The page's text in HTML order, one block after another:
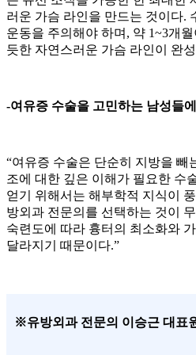
러운 가슴 라인을 만드는 것이다.
운동을 주의해야 하며, 약 1~3개
듯한 자연스러운 가슴 라인이 완
-여유증 수술을 고민하는 남성들
“여유증 수술은 단순히 지방을 빼
조에 대한 깊은 이해가 필요한 수
얻기 위해서는 해부학적 지식이
방외과 전문의를 선택하는 것이
숙련도에 따라 흉터의 최소화와
달라지기 때문이다.”
※유방외과 전문의 이승근 대표